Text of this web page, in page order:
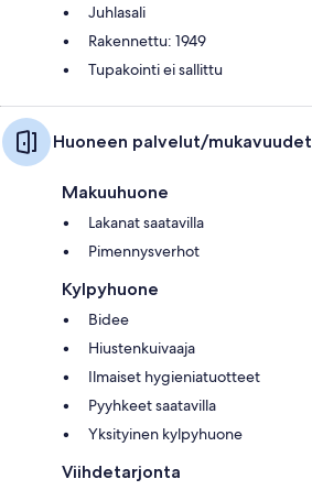
Juhlasali
Rakennettu: 1949
Tupakointi ei sallittu
Huoneen palvelut/mukavuudet
Makuuhuone
Lakanat saatavilla
Pimennysverhot
Kylpyhuone
Bidee
Hiustenkuivaaja
Ilmaiset hygieniatuotteet
Pyyhkeet saatavilla
Yksityinen kylpyhuone
Viihdetarjonta